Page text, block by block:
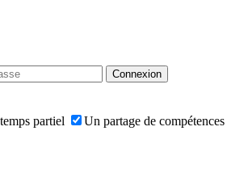
partiel Un partage de compétences